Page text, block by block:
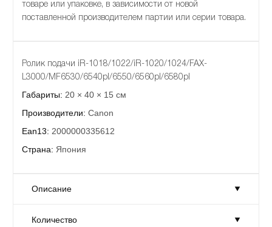
товаре или упаковке, в зависимости от новой
поставленной производителем партии или серии товара.
Ролик подачи iR-1018/1022/iR-1020/1024/FAX-
L3000/MF6530/6540pl/6550/6560pl/6580pl
Габариты: 20 × 40 × 15 см
Производители: Canon
Ean13: 2000000335612
Страна: Япония
Описание
Ролик подачи iR-1018/1022/iR-1020/1024/FAX-
Количество